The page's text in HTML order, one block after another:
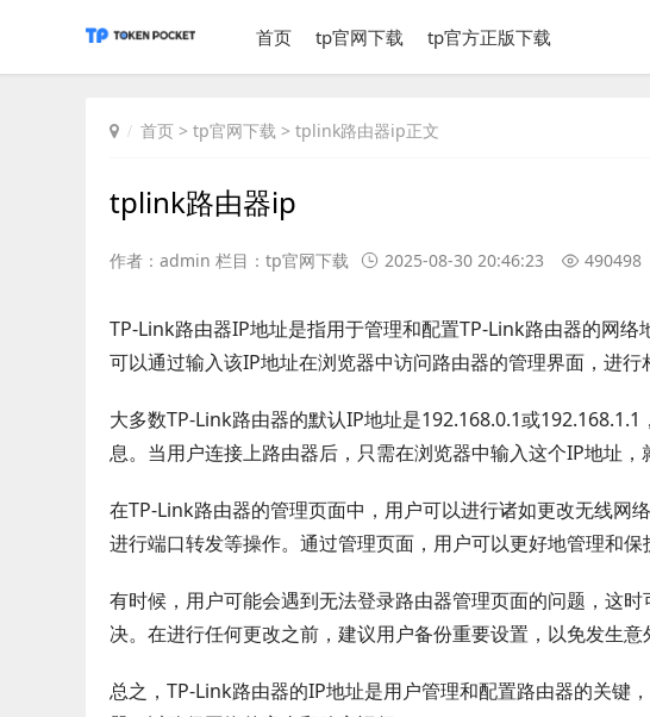
首页 tp官网下载 tp官方正版下载
首页 > tp官网下载 > tplink路由器ip正文
tplink路由器ip
作者：admin 栏目： tp官网下载 2025-08-30 20:46:23 490498
TP-Link路由器IP地址是指用于管理和配置TP-Link路由器的网
可以通过输入该IP地址在浏览器中访问路由器的管理界面，进行
大多数TP-Link路由器的默认IP地址是192.168.0.1或
息。当用户连接上路由器后，只需在浏览器中输入这个IP地址，
在TP-Link路由器的管理页面中，用户可以进行诸如更改无线网
进行端口转发等操作。通过管理页面，用户可以更好地管理和保
有时候，用户可能会遇到无法登录路由器管理页面的问题，这
决。在进行任何更改之前，建议用户备份重要设置，以免发生意
总之，TP-Link路由器的IP地址是用户管理和配置路由器的关键